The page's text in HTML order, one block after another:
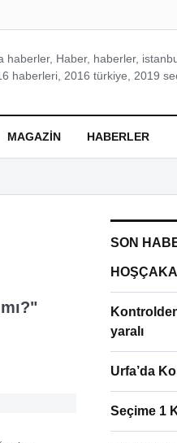
Haber, haberler,
haberleri, 2016 türkiye, 2019
MAGAZIN HABERLER
SON
yaralı
Urfa’da
Seçime 1